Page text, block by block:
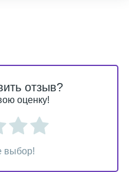
отзыв?
оценку!
выбор!